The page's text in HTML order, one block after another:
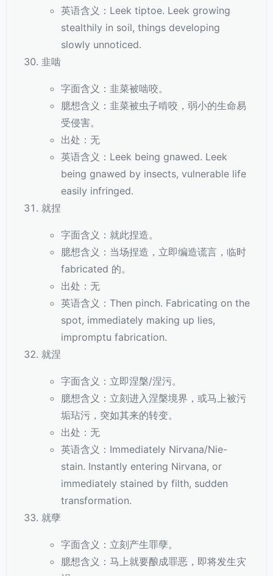
英语含义：Leek tiptoe. Leek growing
stealthily in soil, things developing
slowly unnoticed.
韭啮
字面含义：韭菜被啮咬。
臆想含义：韭菜被虫子啃咬，弱小的生命易
受侵害。
出处：无
英语含义：Leek being gnawed. Leek
being gnawed by insects, vulnerable life
easily infringed.
就捏
字面含义：就此捏造。
臆想含义：当场捏造，立即编造谎言，临时
fabricated 的。
出处：无
英语含义：Then pinch. Fabricating on the
spot, immediately making up lies,
impromptu fabrication.
就涅
字面含义：立即涅槃/涅污。
臆想含义：立刻进入涅槃境界，或马上被污
垢玷污，突如其来的转变。
出处：无
英语含义：Immediately Nirvana/Nie-
stain. Instantly entering Nirvana, or
immediately stained by filth, sudden
transformation.
就孽
字面含义：立刻产生罪孽。
臆想含义：马上就要酿成罪恶，即将发生灾